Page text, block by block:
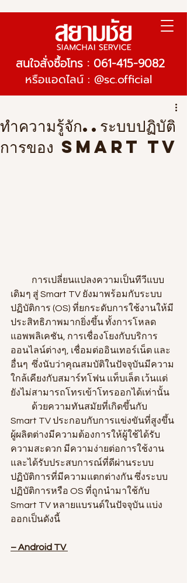
สนใจสั่งซื้อโทร : 061-415-9082
หรือแอดไลน์ : @sc.official
ทำความรู้จัก..ระบบปฏิบัติ
การของ Smart TV
เดิมๆ สู่ Smart TV ยังมาพร้อมกับระบบ
ปฏิบัติการ (OS) ที่ยกระดับการใช้งานให้มี
ประสิทธิภาพมากยิ่งขึ้น ทั้งการโหลด
แอพพลิเคชัน, การเชื่องโยงกับบริการ
ออนไลน์ต่างๆ, เชื่อมต่ออินเทอร์เน็ต และ
อื่นๆ  ซึ่งนับว่าคุณสมบัติในปัจจุบันมีความ
ใกล้เคียงกับสมาร์ทโฟน แท็บเล็ต เว้นแต่
ยังไม่สามารถโทรเข้าโทรออกได้เท่านั้น
Smart TV ประกอบกับการแข่งขันที่สูงขึ้น
ผู้ผลิตต่างมีความต้องการให้ผู้ใช้ได้รับ
ความสะดวก มีความง่ายต่อการใช้งาน
และได้รับประสบการณ์ที่ดีผ่านระบบ
ปฏิบัติการที่มีความแตกต่างกัน ซึ่งระบบ
ปฏิบัติการหรือ OS ที่ถูกนำมาใช้กับ
Smart TV หลายแบรนด์ในปัจจุบัน แบ่ง
ออกเป็นดังนี้
– Android TV